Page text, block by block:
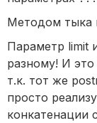
Методом тыка
Параметр limit
разному! И это
т.к. тот же
просто
конкатенации